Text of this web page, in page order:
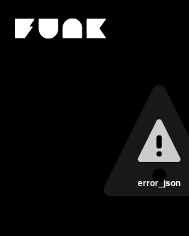
error_json